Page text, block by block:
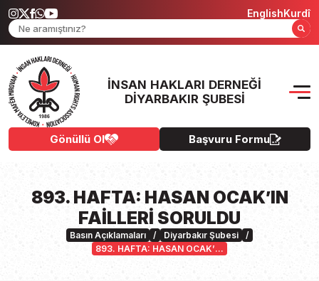
EnglishKurdî
İNSAN HAKLARI DERNEĞI
DIYARBAKIR ŞUBESI
Gönüllü Ol Başvuru Formu
893. HAFTA: HASAN OCAK’IN
FAİLLERİ SORULDU
Basın Açıklamaları / Diyarbakır Şubesi
/
893. HAFTA: HASAN OCAK’IN